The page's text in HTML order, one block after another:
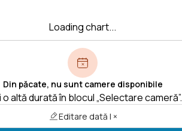
Loading chart...
Din păcate, nu sunt camere disponibile
durată în blocul „Selectare cameră”.
Editare dată | ×